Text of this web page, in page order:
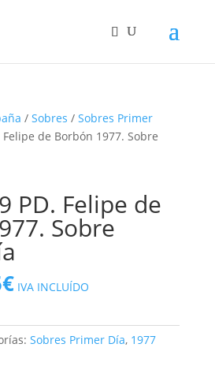
/ Sobres / Sobres Primer
de Borbón 1977. Sobre
PD. Felipe de
Sobre
€El
precio
actual
es:
IVA INCLUÍDO
Sobres Primer Día, 1977